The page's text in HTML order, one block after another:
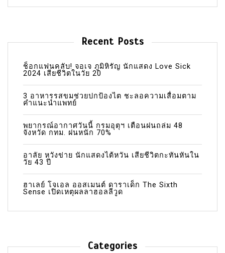
Recent Posts
ช็อกแฟนคลับ! จอเจ ภูมิหิรัญ นักแสดง Love Sick
2024 เสียชีวิตในวัย 20
3 อาหารรสขมช่วยปกป้องไต ชะลอความเสื่อมตาม
คำแนะนำแพทย์
พยากรณ์อากาศวันนี้ กรมอุตุฯ เตือนฝนถล่ม 48
จังหวัด กทม. ฝนหนัก 70%
อาลัย หวังข่าย นักแสดงไต้หวัน เสียชีวิตกะทันหันใน
วัย 43 ปี
ฮาเลย์ โจเอล ออสเมนต์ ดาราเด็ก The Sixth
Sense เปิดเหตุผลลาฮอลลีวูด
Categories